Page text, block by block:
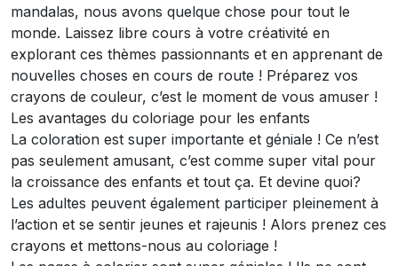
mandalas, nous avons quelque chose pour tout le
monde. Laissez libre cours à votre créativité en
explorant ces thèmes passionnants et en apprenant de
nouvelles choses en cours de route ! Préparez vos
crayons de couleur, c’est le moment de vous amuser !
Les avantages du coloriage pour les enfants
La coloration est super importante et géniale ! Ce n’est
pas seulement amusant, c’est comme super vital pour
la croissance des enfants et tout ça. Et devine quoi?
Les adultes peuvent également participer pleinement à
l’action et se sentir jeunes et rajeunis ! Alors prenez ces
crayons et mettons-nous au coloriage !